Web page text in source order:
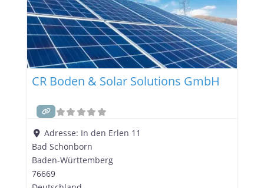
CR Boden & Solar Solutions GmbH
Adresse: In den Erlen 11
Bad Schönborn
Baden-Württemberg
76669